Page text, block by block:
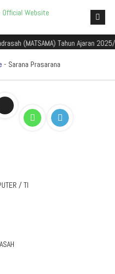
Tahun Ajaran 2025/2026
- Sarana Prasarana
/ TI